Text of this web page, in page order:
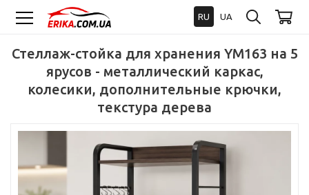
RU UA
Стеллаж-стойка для хранения YM163 на 5
ярусов - металлический каркас,
колесики, дополнительные крючки,
текстура дерева